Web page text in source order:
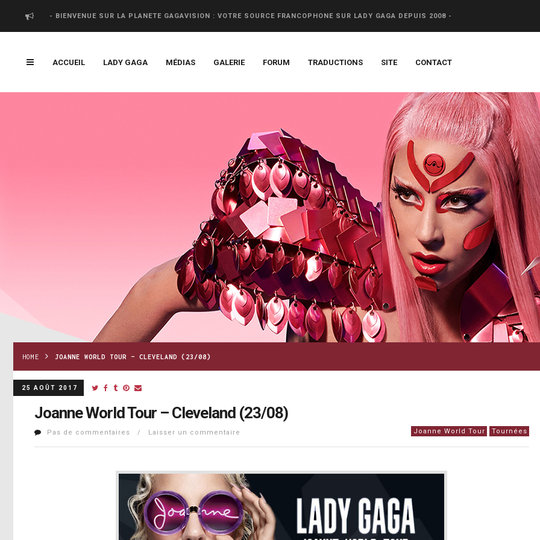
- BIENVENUE SUR LA PLANETE GAGAVISION : VOTRE SOURCE FRANCOPHONE SUR LADY GAGA DEPUIS 2008 -
ACCUEIL LADY GAGA MÉDIAS GALERIE FORUM TRADUCTIONS SITE CONTACT
HOME JOANNE WORLD TOUR – CLEVELAND (23/08)
25 AOÛT 2017
Joanne World Tour – Cleveland (23/08)
Pas de commentaires / Laisser un commentaire Joanne World Tour Tournées